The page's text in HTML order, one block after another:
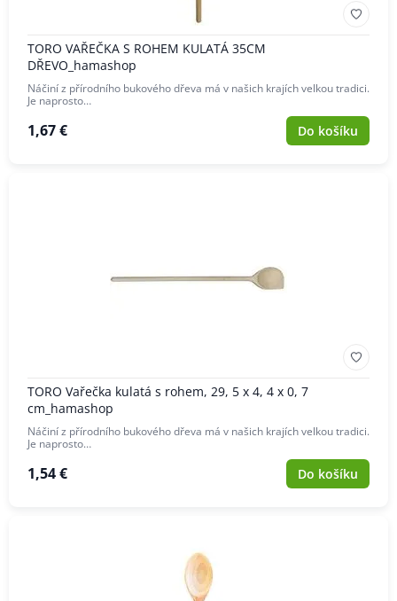
TORO VAŘEČKA S ROHEM KULATÁ 35CM
DŘEVO_hamashop
Náčiní z přírodního bukového dřeva má v našich krajích velkou tradici.
Je naprosto…
1,67 € Do košíku
TORO Vařečka kulatá s rohem, 29, 5 x 4, 4 x 0, 7
cm_hamashop
Náčiní z přírodního bukového dřeva má v našich krajích velkou tradici.
Je naprosto…
1,54 € Do košíku